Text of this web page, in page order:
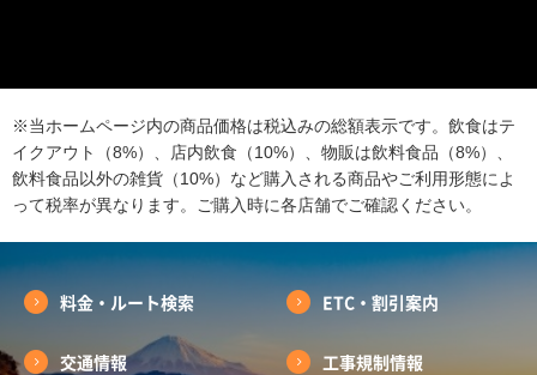
※当ホームページ内の商品価格は税込みの総額表示です。飲食はテ
イクアウト（8%）、店内飲食（10%）、物販は飲料食品（8%）、
飲料食品以外の雑貨（10%）など購入される商品やご利用形態によ
って税率が異なります。ご購入時に各店舗でご確認ください。
料金・ルート検索 ETC・割引案内
交通情報 工事規制情報